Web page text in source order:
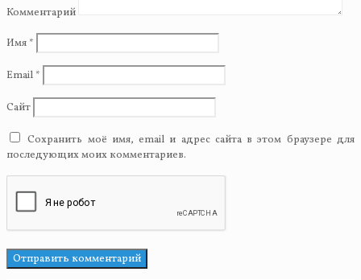
Комментарий
Имя *
Email *
Сайт
Сохранить моё имя, email и адрес сайта в этом браузере для
последующих моих комментариев.